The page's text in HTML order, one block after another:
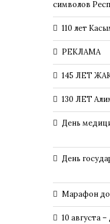
символов
110 лет
РЕКЛАМА
145 ЛЕТ
130 ЛЕТ
День
День
Марафон
10 августа